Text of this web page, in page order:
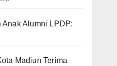
Alumni LPDP:
Madiun Terima